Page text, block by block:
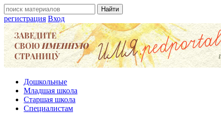
регистрация Вход
Дошкольные
Младшая школа
Старшая школа
Специалистам